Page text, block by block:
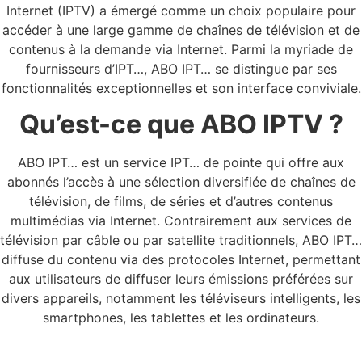
Internet (IPTV) a émergé comme un choix populaire pour
accéder à une large gamme de chaînes de télévision et de
contenus à la demande via Internet. Parmi la myriade de
fournisseurs d’IPT…, ABO IPT… se distingue par ses
fonctionnalités exceptionnelles et son interface conviviale.
Qu’est-ce que ABO IPTV ?
ABO IPT… est un service IPT… de pointe qui offre aux
abonnés l’accès à une sélection diversifiée de chaînes de
télévision, de films, de séries et d’autres contenus
multimédias via Internet. Contrairement aux services de
télévision par câble ou par satellite traditionnels, ABO IPT…
diffuse du contenu via des protocoles Internet, permettant
aux utilisateurs de diffuser leurs émissions préférées sur
divers appareils, notamment les téléviseurs intelligents, les
smartphones, les tablettes et les ordinateurs.